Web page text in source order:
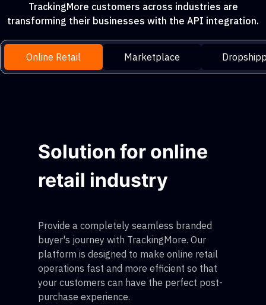
TrackingMore customers across industries are
transforming their businesses with the API integration.
Online Retail Marketplace
Solution for online
retail industry
Provide a completely seamless branded
buyer's journey with TrackingMore. Our
platform is designed to make online retail
operations fast and more efficient so that
your customers can have the perfect post-
purchase experience.